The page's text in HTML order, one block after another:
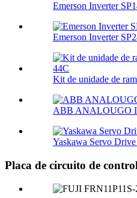
Emerson Inverter
Emerson Inverter
Kit de unidade de
ABB ANALOUGO
Yaskawa Servo
Placa de circuito de